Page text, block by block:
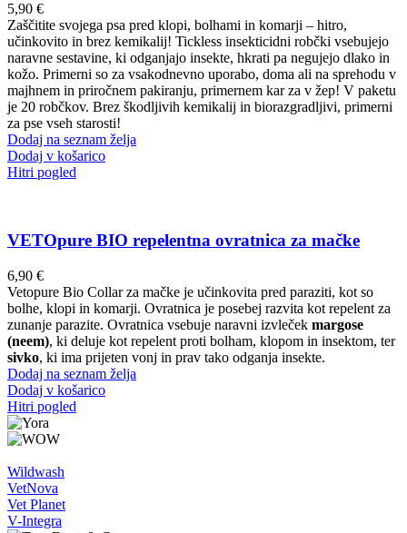
5,90 €
Zaščitite svojega psa pred klopi, bolhami in komarji – hitro,
učinkovito in brez kemikalij! Tickless insekticidni robčki vsebujejo
naravne sestavine, ki odganjajo insekte, hkrati pa negujejo dlako in
kožo. Primerni so za vsakodnevno uporabo, doma ali na sprehodu v
majhnem in priročnem pakiranju, primernem kar za v žep! V paketu
je 20 robčkov. Brez škodljivih kemikalij in biorazgradljivi, primerni
za pse vseh starosti!
Dodaj na seznam želja
Dodaj v košarico
Hitri pogled
VETOpure BIO repelentna ovratnica za mačke
6,90 €
Vetopure Bio Collar za mačke je učinkovita pred paraziti, kot so
bolhe, klopi in komarji. Ovratnica je posebej razvita kot repelent za
zunanje parazite. Ovratnica vsebuje naravni izvleček margose
(neem), ki deluje kot repelent proti bolham, klopom in insektom, ter
sivko, ki ima prijeten vonj in prav tako odganja insekte.
Dodaj na seznam želja
Dodaj v košarico
Hitri pogled
Wildwash
VetNova
Vet Planet
V-Integra